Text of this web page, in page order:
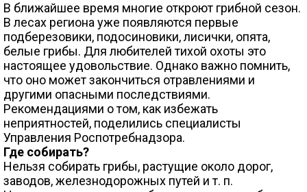
В ближайшее время многие откроют грибной сезон.
В лесах региона уже появляются первые
подберезовики, подосиновики, лисички, опята,
белые грибы. Для любителей тихой охоты это
настоящее удовольствие. Однако важно помнить,
что оно может закончиться отравлениями и
другими опасными последствиями.
Рекомендациями о том, как избежать
неприятностей, поделились специалисты
Управления Роспотребнадзора.
Где собирать?
Нельзя собирать грибы, растущие около дорог,
заводов, железнодорожных путей и т. п.